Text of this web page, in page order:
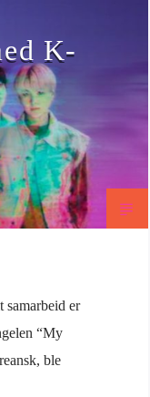
K-
samarbeid er
“My
ble